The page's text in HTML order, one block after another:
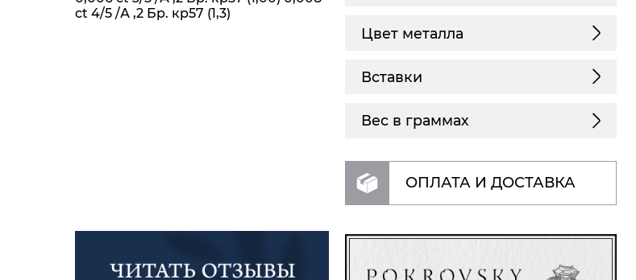
ct 4/5 /А ,2 Бр. кр57 (1,3)
Цвет металла
Вставки
Вес в граммах
ОПЛАТА И ДОСТАВКА